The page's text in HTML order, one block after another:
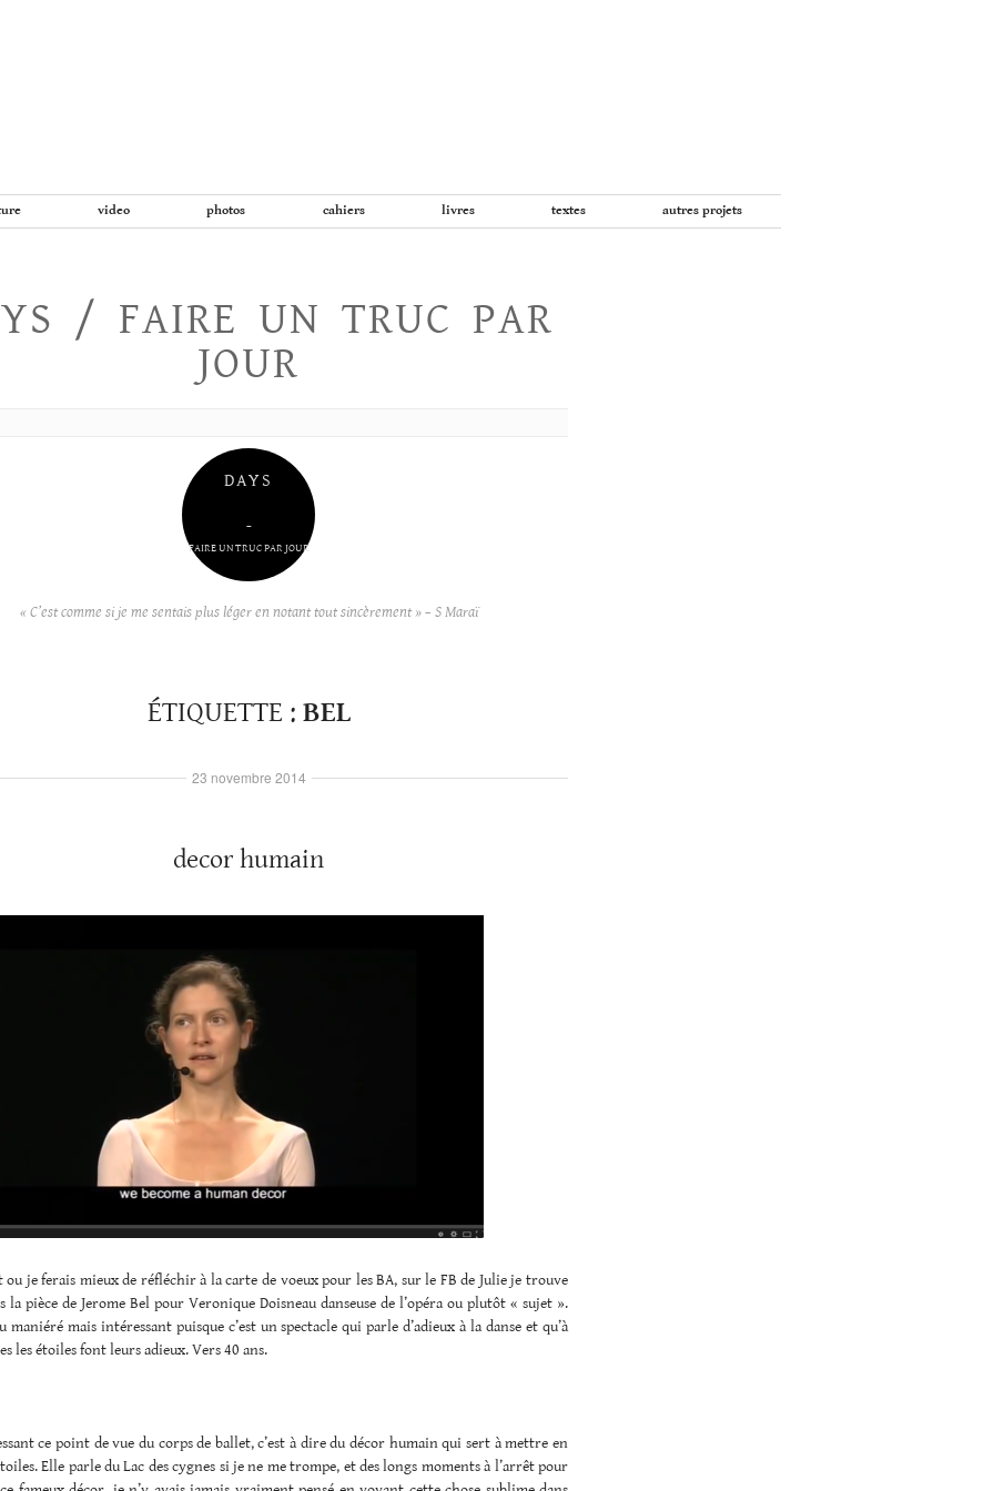
video photos cahiers livres textes autres projets
/ FAIRE UN TRUC PAR
JOUR
DAYS
–
FAIRE UN TRUC PAR JOUR
« C’est comme si je me sentais plus léger en notant tout sincèrement » – S Maraï
ÉTIQUETTE : BEL
decor humain
ou je ferais mieux de réfléchir à la carte de voeux pour les BA, sur le FB de Julie je trouve
la pièce de Jerome Bel pour Veronique Doisneau danseuse de l’opéra ou plutôt « sujet ».
maniéré mais intéressant puisque c’est un spectacle qui parle d’adieux à la danse et qu’à
les étoiles font leurs adieux. Vers 40 ans.
ce point de vue du corps de ballet, c’est à dire du décor humain qui sert à mettre en
Elle parle du Lac des cygnes si je ne me trompe, et des longs moments à l’arrêt pour
23 novembre 2014